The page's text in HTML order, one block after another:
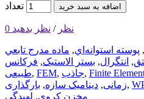
تعداد اضافه به سبد خرید
0 نظر / نظر بدهید
, پوسته استوانه‌اي, ماده مدرج تابعي
, انتگرال, بستر الاستیک, فرکانس
طبیعی, FEM‌, جاذب, Finite
زمانی, دینامیک سازه, بارگذاری ,
مخزن کروی, لهیدگی